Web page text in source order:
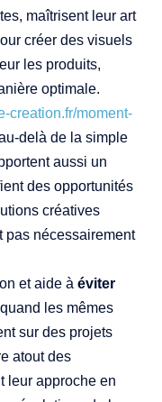
maîtrisent leur art
créer des visuels
les produits,
optimale.
creation.fr/moment-
delà de la simple
aussi un
des opportunités
créatives
pas nécessairement
et aide à éviter
les mêmes
sur des projets
atout des
leur approche en